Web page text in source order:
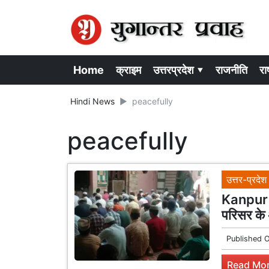
Home क्राइम उत्तरप्रदेश ▾ राजनीति
Hindi News peacefully
peacefully
उत्तर-प्रदेश
Kanpur
परिसर के
Published
Read